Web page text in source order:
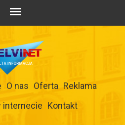
O nas Oferta Reklama
internecie Kontakt